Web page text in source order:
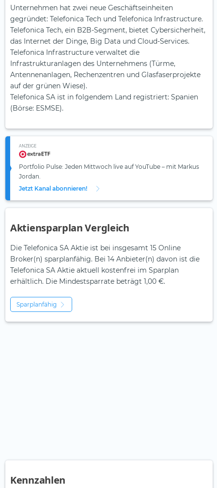
Unternehmen hat zwei neue Geschäftseinheiten
gegründet: Telefonica Tech und Telefonica Infrastructure.
Telefonica Tech, ein B2B-Segment, bietet Cybersicherheit,
das Internet der Dinge, Big Data und Cloud-Services.
Telefonica Infrastructure verwaltet die
Infrastrukturanlagen des Unternehmens (Türme,
Antennenanlagen, Rechenzentren und Glasfaserprojekte
auf der grünen Wiese).
Telefonica SA ist in folgendem Land registriert: Spanien
(Börse: ESMSE).
ANZEIGE
Portfolio Pulse: Jeden Mittwoch live auf YouTube – mit Markus
Jordan.
Jetzt Kanal abonnieren!
Aktiensparplan Vergleich
Die Telefonica SA Aktie ist bei insgesamt 15 Online
Broker(n) sparplanfähig. Bei 14 Anbieter(n) davon ist die
Telefonica SA Aktie aktuell kostenfrei im Sparplan
erhältlich. Die Mindestsparrate beträgt 1,00 €.
Sparplanfähig
Kennzahlen